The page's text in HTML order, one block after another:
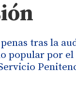
tras la
popular por